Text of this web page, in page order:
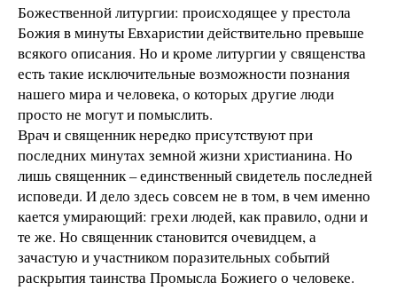
Божественной литургии: происходящее у престола
Божия в минуты Евхаристии действительно превыше
всякого описания. Но и кроме литургии у священства
есть такие исключительные возможности познания
нашего мира и человека, о которых другие люди
просто не могут и помыслить.
Врач и священник нередко присутствуют при
последних минутах земной жизни христианина. Но
лишь священник – единственный свидетель последней
исповеди. И дело здесь совсем не в том, в чем именно
кается умирающий: грехи людей, как правило, одни и
те же. Но священник становится очевидцем, а
зачастую и участником поразительных событий
раскрытия таинства Промысла Божиего о человеке.